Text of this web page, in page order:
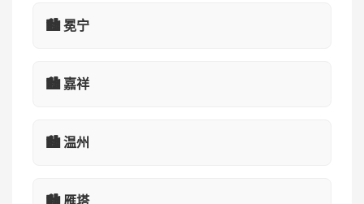
🏙️ 冕宁
🏙️ 嘉祥
🏙️ 温州
🏙️ 雁塔